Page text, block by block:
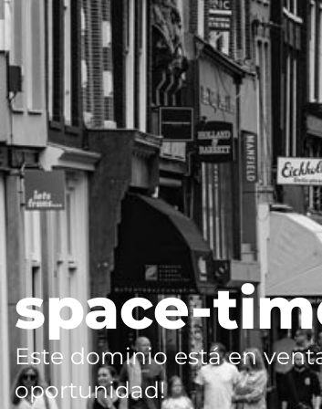
space-
Este dominio está en
oportunidad!